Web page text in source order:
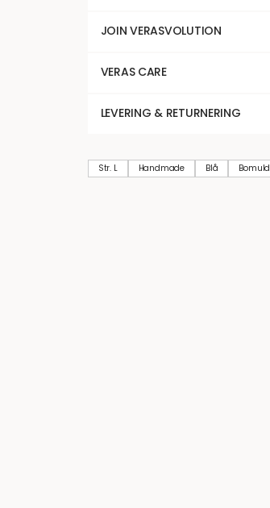
JOIN VERASVOLUTION
VERAS CARE
LEVERING & RETURNERING
Str. L Handmade Blå Bomuld